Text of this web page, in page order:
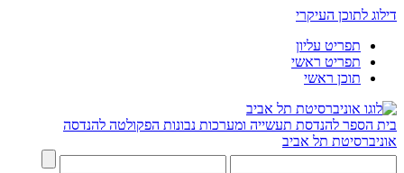
דילוג לתוכן העיקרי
תפריט עליון
תפריט ראשי
תוכן ראשי
בית הספר להנדסת תעשייה ומערכות נבונות הפקולטה להנדסה
אוניברסיטת תל אביב